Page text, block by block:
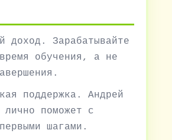
доход. Зарабатывайте
обучения, а не
поддержка. Андрей
лично поможет с
шагами.